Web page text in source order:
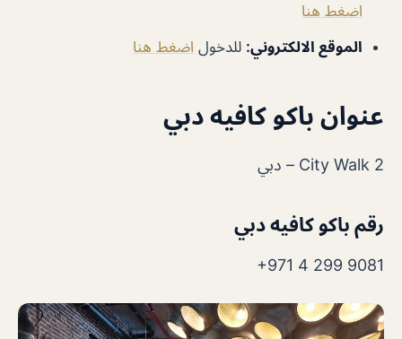
اضغط هنا
الموقع الالكتروني: للدخول اضغط هنا
عنوان باكو كافيه دبي
City Walk 2 – دبي
رقم باكو كافيه دبي